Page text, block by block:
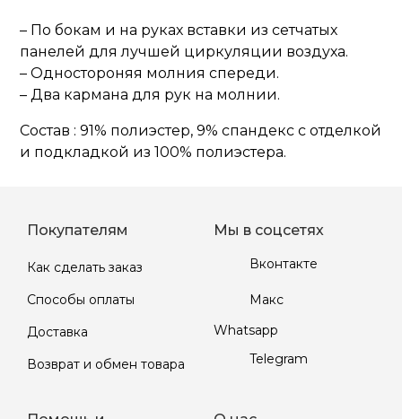
– По бокам и на руках вставки из сетчатых
панелей для лучшей циркуляции воздуха.
– Одностороняя молния спереди.
– Два кармана для рук на молнии.
Состав : 91% полиэстер, 9% спандекс с отделкой
и подкладкой из 100% полиэстера.
Покупателям
Как сделать заказ
Способы оплаты
Доставка
Возврат и обмен товара
Мы в соцсетях
Вконтакте
Макс
Whatsapp
Telegram